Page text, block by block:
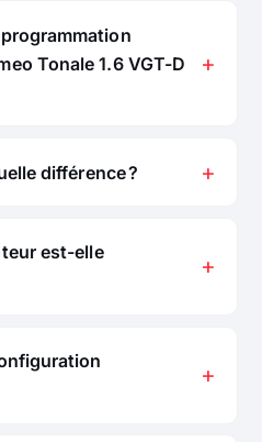
Tonale 1.6 VGT-D
différence ?
est-elle